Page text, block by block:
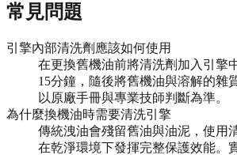
常見問題
引擎內部清洗劑應該如何使用
在更換舊機油前將清洗劑加入引擎
15分鐘，隨後將舊機油與溶解的雜
以原廠手冊與專業技師判斷為準。
為什麼換機油時需要清洗引擎
傳統洩油會殘留舊油與油泥，使用
在乾淨環境下發揮完整保護效能。